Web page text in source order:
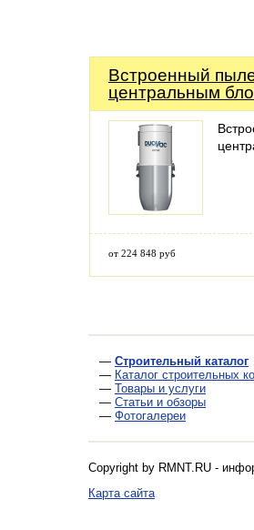
Встроенный
центральным
от 224 848 руб
— Строительный каталог
— Каталог строительных
— Товары и услуги
— Статьи и обзоры
— Фотогалереи
Copyright by RMNT.RU -
Карта сайта